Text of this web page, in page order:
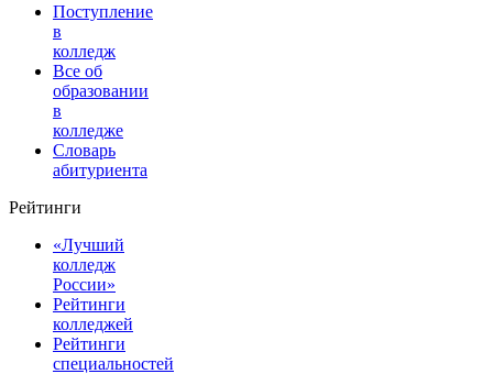
Поступление
в
колледж
Все об
образовании
в
колледже
Словарь
абитуриента
Рейтинги
«Лучший
колледж
России»
Рейтинги
колледжей
Рейтинги
специальностей